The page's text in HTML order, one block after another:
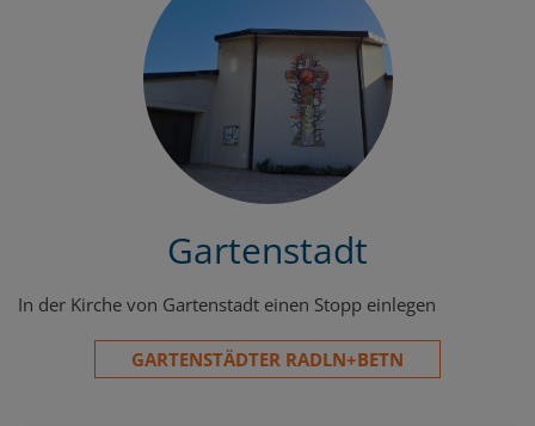
Gartenstadt
In der Kirche von Gartenstadt einen Stopp einlegen
GARTENSTÄDTER RADLN+BETN